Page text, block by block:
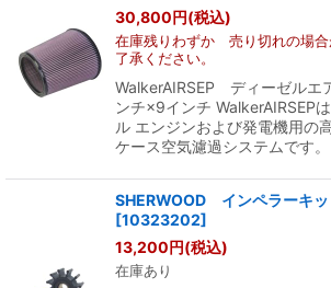
30,800円(税込)
在庫残りわずか 売り切れの場合
了承ください。
WalkerAIRSEP ディーゼルエ
ンチ×9インチ WalkerAIRSEP
ル エンジンおよび発電機用の
ケース空気濾過システムです
SHERWOOD インペラーキ
[10323202]
13,200円(税込)
在庫あり